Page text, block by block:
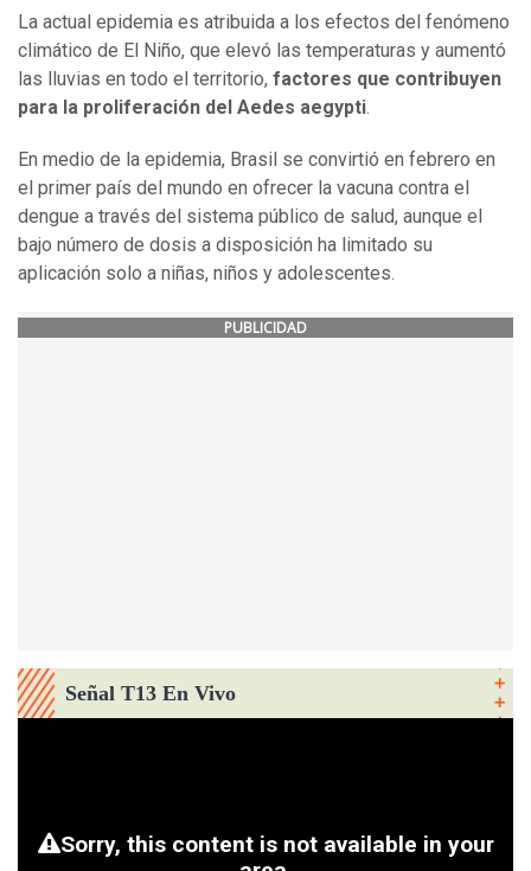
La actual epidemia es atribuida a los efectos del fenómeno
climático de El Niño, que elevó las temperaturas y aumentó
las lluvias en todo el territorio, factores que contribuyen
para la proliferación del Aedes aegypti.
En medio de la epidemia, Brasil se convirtió en febrero en
el primer país del mundo en ofrecer la vacuna contra el
dengue a través del sistema público de salud, aunque el
bajo número de dosis a disposición ha limitado su
aplicación solo a niñas, niños y adolescentes.
PUBLICIDAD
Señal T13 En Vivo